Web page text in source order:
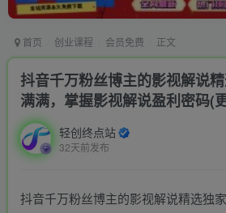
首页 创业课程 会员免费 正文
抖音千万粉丝博主的影视解说
满满，掌握影视解说盈利密码(
轻创终点站
32天前发布
抖音千万粉丝博主的影视解说精选独